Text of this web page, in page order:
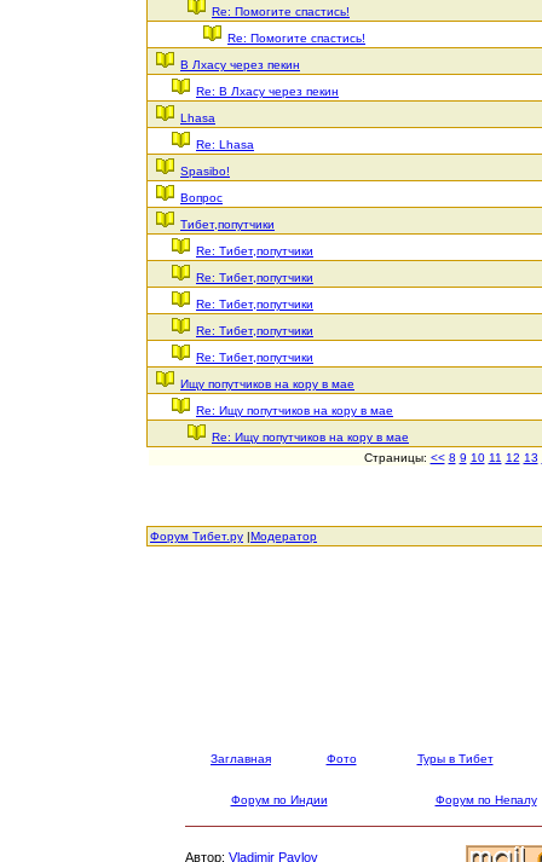
Re: Помогите спастись!
Re: Помогите спастись!
В Лхасу через пекин
Re: В Лхасу через пекин
Lhasa
Re: Lhasa
Spasibo!
Вопрос
Тибет,попутчики
Re: Тибет,попутчики
Re: Тибет,попутчики
Re: Тибет,попутчики
Re: Тибет,попутчики
Re: Тибет,попутчики
Ищу попутчиков на кору в мае
Re: Ищу попутчиков на кору в мае
Re: Ищу попутчиков на кору в мае
Страницы: << 8 9 10 11 12 13
Форум Тибет.ру |Модератор
Заглавная Фото Туры в Тибет
Форум по Индии Форум по Непалу
Автор: Vladimir Pavlov